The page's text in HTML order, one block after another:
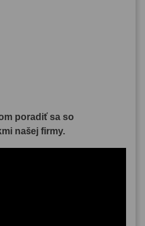
poradiť sa so
našej firmy.